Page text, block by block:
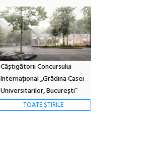
Câștigătorii Concursului
Internațional „Grădina Casei
Universitarilor, București”
TOATE ȘTIRILE